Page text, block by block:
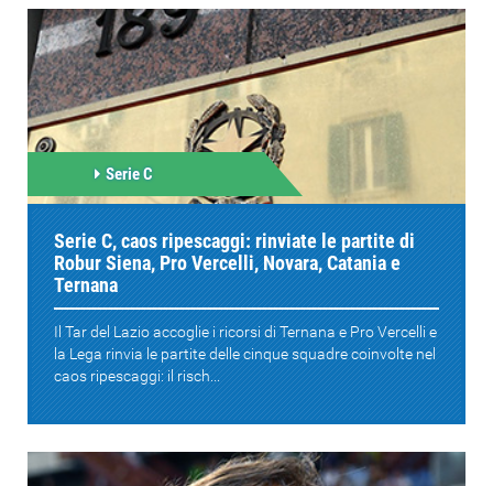
Serie C
Serie C, caos ripescaggi: rinviate le partite di
Robur Siena, Pro Vercelli, Novara, Catania e
Ternana
Il Tar del Lazio accoglie i ricorsi di Ternana e Pro Vercelli e
la Lega rinvia le partite delle cinque squadre coinvolte nel
caos ripescaggi: il risch...